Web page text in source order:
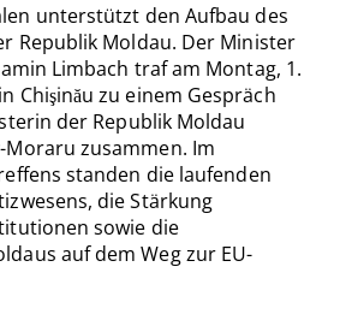
unterstützt den Aufbau des
Republik Moldau. Der Minister
Limbach traf am Montag, 1.
Chişinău zu einem Gespräch
der Republik Moldau
zusammen. Im
standen die laufenden
die Stärkung
sowie die
auf dem Weg zur EU-